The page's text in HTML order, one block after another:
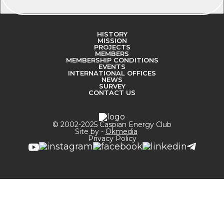
HISTORY
MISSION
PROJECTS
MEMBERS
MEMBERSHIP CONDITIONS
EVENTS
INTERNATIONAL OFFICES
NEWS
SURVEY
CONTACT US
© 2002-2025 Caspian Energy Club
Site by - Okmedia
Privacy Policy